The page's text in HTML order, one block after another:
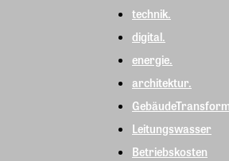
technik.
digital.
energie.
architektur.
Leitungswasser
Betriebskosten